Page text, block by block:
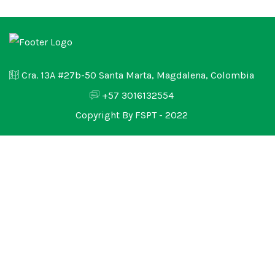
Cra. 13A #27b-50 Santa Marta, Magdalena, Colombia
+57 3016132554
Copyright By FSPT - 2022